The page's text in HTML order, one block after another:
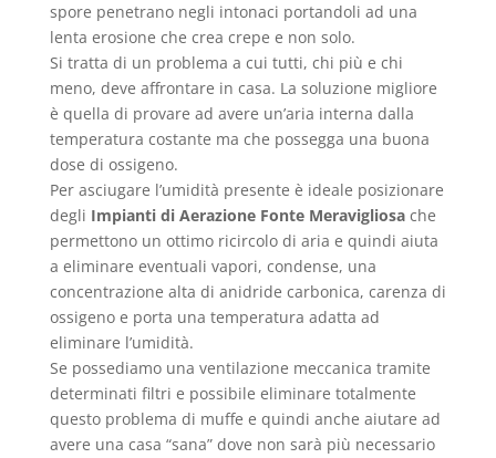
spore penetrano negli intonaci portandoli ad una
lenta erosione che crea crepe e non solo.
Si tratta di un problema a cui tutti, chi più e chi
meno, deve affrontare in casa. La soluzione migliore
è quella di provare ad avere un’aria interna dalla
temperatura costante ma che possegga una buona
dose di ossigeno.
Per asciugare l’umidità presente è ideale posizionare
degli Impianti di Aerazione Fonte Meravigliosache
permettono un ottimo ricircolo di aria e quindi aiuta
a eliminare eventuali vapori, condense, una
concentrazione alta di anidride carbonica, carenza di
ossigeno e porta una temperatura adatta ad
eliminare l’umidità.
Se possediamo una ventilazione meccanica tramite
determinati filtri e possibile eliminare totalmente
questo problema di muffe e quindi anche aiutare ad
avere una casa “sana” dove non sarà più necessario